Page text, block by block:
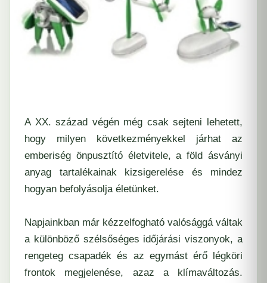
A XX. század végén még csak sejteni lehetett,
hogy milyen következményekkel járhat az
emberiség önpusztító életvitele, a föld ásványi
anyag tartalékainak kizsigerelése és mindez
hogyan befolyásolja életünket.
Napjainkban már kézzelfogható valósággá váltak
a különböző szélsőséges időjárási viszonyok, a
rengeteg csapadék és az egymást érő légköri
frontok megjelenése, azaz a klímaváltozás.